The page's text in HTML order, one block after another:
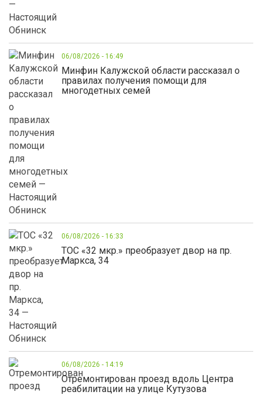
06/08/2026 - 16:49
Минфин Калужской области рассказал о
правилах получения помощи для
многодетных семей
06/08/2026 - 16:33
ТОС «32 мкр.» преобразует двор на пр.
Маркса, 34
06/08/2026 - 14:19
Отремонтирован проезд вдоль Центра
реабилитации на улице Кутузова